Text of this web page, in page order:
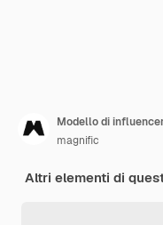
Modello di
magnific
Altri elementi di